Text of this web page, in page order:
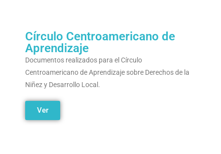
Círculo Centroamericano de
Aprendizaje
Documentos realizados para el Círculo
Centroamericano de Aprendizaje sobre Derechos de la
Niñez y Desarrollo Local.
Ver